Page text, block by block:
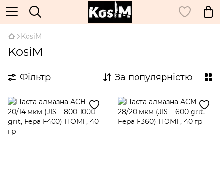
KosiM
KosiM
Фільтр За популярністю